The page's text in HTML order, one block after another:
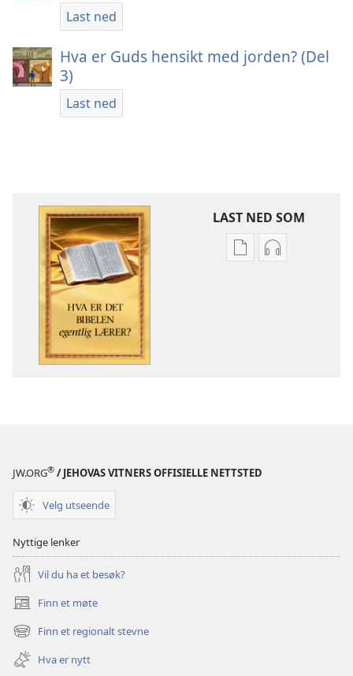
Last ned
Hva er Guds hensikt med jorden? (Del
3)
Last ned
LAST NED SOM
JW.ORG® / JEHOVAS VITNERS OFFISIELLE NETTSTED
Velg utseende
Nyttige lenker
Vil du ha et besøk?
Finn et møte
(åpner
nytt
vindu)
Finn et regionalt stevne
(åpner
nytt
vindu)
Hva er nytt